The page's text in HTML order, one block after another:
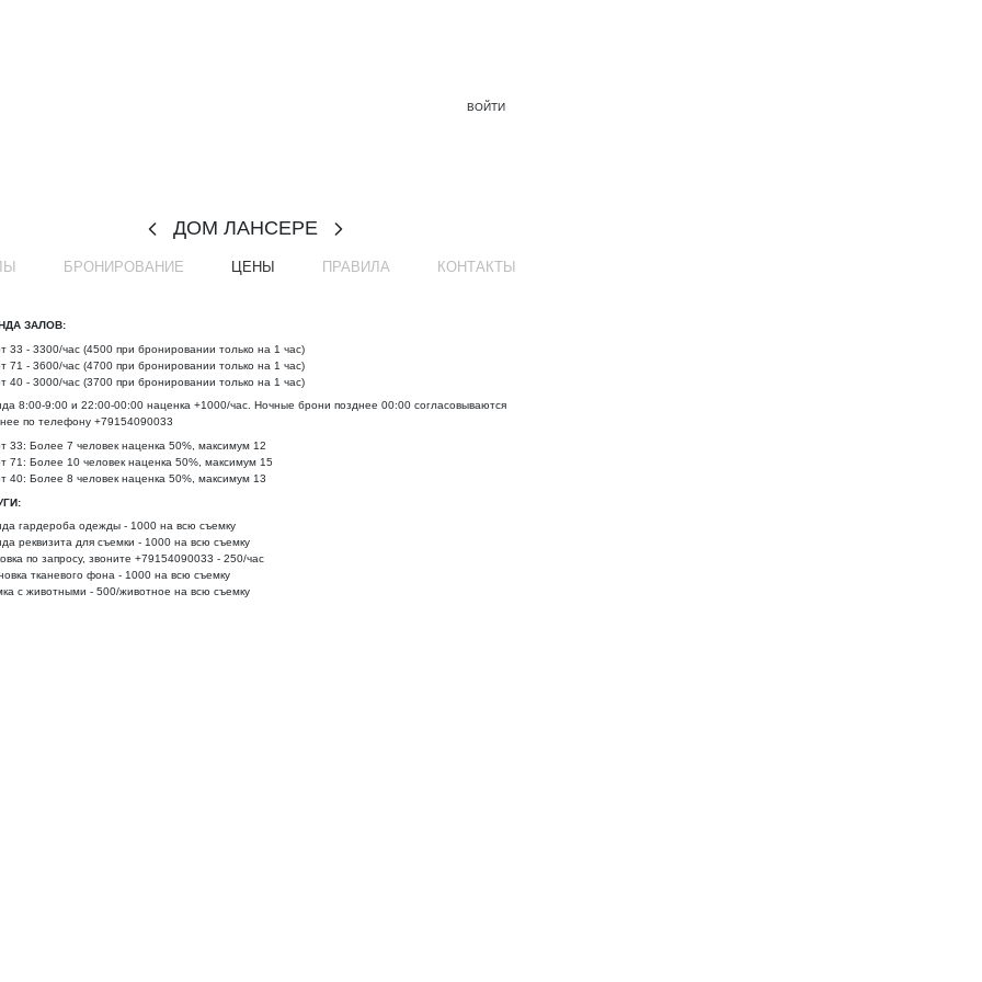
ВОЙТИ
ДОМ ЛАНСЕРЕ
БРОНИРОВАНИЕ ЦЕНЫ ПРАВИЛА КОНТАКТЫ
ЗАЛОВ:
33 - 3300/час (4500 при бронировании только на 1 час)
71 - 3600/час (4700 при бронировании только на 1 час)
40 - 3000/час (3700 при бронировании только на 1 час)
8:00-9:00 и 22:00-00:00 наценка +1000/час. Ночные брони позднее 00:00 согласовываются
по телефону +79154090033
33: Более 7 человек наценка 50%, максимум 12
71: Более 10 человек наценка 50%, максимум 15
40: Более 8 человек наценка 50%, максимум 13
гардероба одежды - 1000 на всю съемку
реквизита для съемки - 1000 на всю съемку
по запросу, звоните +79154090033 - 250/час
тканевого фона - 1000 на всю съемку
с животными - 500/животное на всю съемку